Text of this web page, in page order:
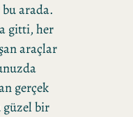
bu arada.
gitti, her
araçlar
gerçek
bir